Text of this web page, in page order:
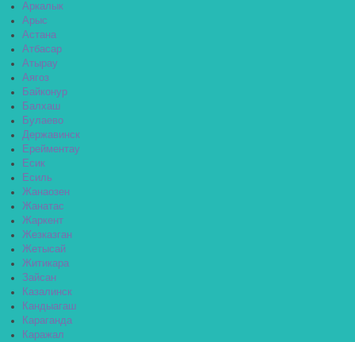
Аркалык
Арыс
Астана
Атбасар
Атырау
Аягоз
Байконур
Балхаш
Булаево
Державинск
Ерейментау
Есик
Есиль
Жанаозен
Жанатас
Жаркент
Жезказган
Жетысай
Житикара
Зайсан
Казалинск
Кандыагаш
Караганда
Каражал